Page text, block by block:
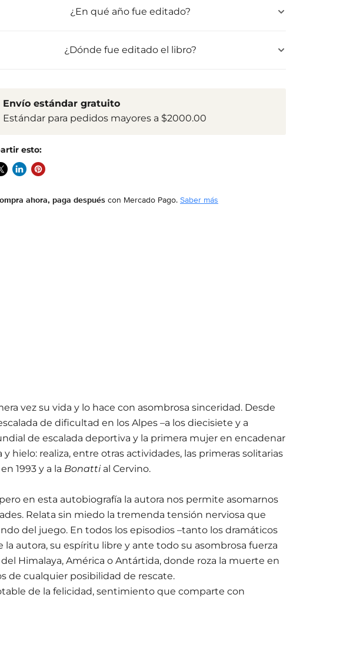
¿En qué año fue editado?
¿Dónde fue editado el libro?
Envío estándar gratuito
Estándar para pedidos mayores a $2000.00
esto:
ahora, paga despuéscon Mercado Pago. Saber más
vez su vida y lo hace con asombrosa sinceridad. Desde
de dificultad en los Alpes –a los diecisiete y a
de escalada deportiva y la primera mujer en encadenar
realiza, entre otras actividades, las primeras solitarias
en 1993 y a la Bonattial Cervino.
en esta autobiografía la autora nos permite asomarnos
Relata sin miedo la tremenda tensión nerviosa que
del juego. En todos los episodios –tanto los dramáticos
autora, su espíritu libre y ante todo su asombrosa fuerza
Himalaya, América o Antártida, donde roza la muerte en
de cualquier posibilidad de rescate.
de la felicidad, sentimiento que comparte con